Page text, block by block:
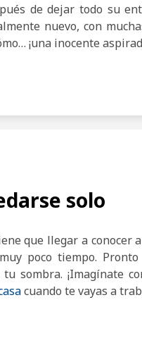
de dejar todo su
nuevo, con
¡una inocente
solo
que llegar a
poco tiempo.
sombra. ¡Imagínate
cuando te vayas a